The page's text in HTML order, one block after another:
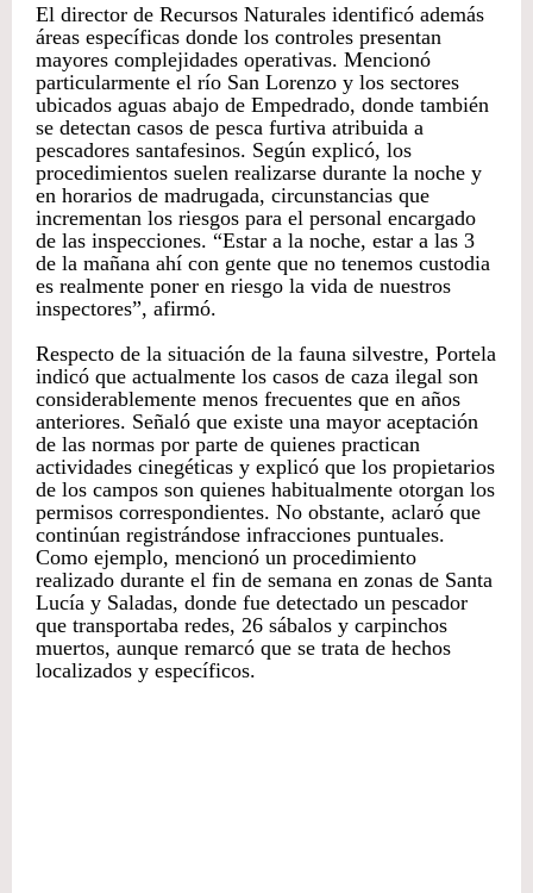
El director de Recursos Naturales identificó además
áreas específicas donde los controles presentan
mayores complejidades operativas. Mencionó
particularmente el río San Lorenzo y los sectores
ubicados aguas abajo de Empedrado, donde también
se detectan casos de pesca furtiva atribuida a
pescadores santafesinos. Según explicó, los
procedimientos suelen realizarse durante la noche y
en horarios de madrugada, circunstancias que
incrementan los riesgos para el personal encargado
de las inspecciones. “Estar a la noche, estar a las 3
de la mañana ahí con gente que no tenemos custodia
es realmente poner en riesgo la vida de nuestros
inspectores”, afirmó.
Respecto de la situación de la fauna silvestre, Portela
indicó que actualmente los casos de caza ilegal son
considerablemente menos frecuentes que en años
anteriores. Señaló que existe una mayor aceptación
de las normas por parte de quienes practican
actividades cinegéticas y explicó que los propietarios
de los campos son quienes habitualmente otorgan los
permisos correspondientes. No obstante, aclaró que
continúan registrándose infracciones puntuales.
Como ejemplo, mencionó un procedimiento
realizado durante el fin de semana en zonas de Santa
Lucía y Saladas, donde fue detectado un pescador
que transportaba redes, 26 sábalos y carpinchos
muertos, aunque remarcó que se trata de hechos
localizados y específicos.